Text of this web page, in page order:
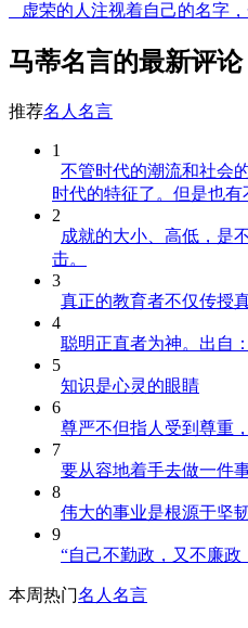
虚荣的人注视着自己的名字
马蒂名言的最新评论
推荐名人名言
1
不管时代的潮流和社会
时代的特征了。但是也
2
成就的大小、高低，是
击。
3
真正的教育者不仅传授
4
聪明正直者为神。出自
5
知识是心灵的眼睛
6
尊严不但指人受到尊重
7
要从容地着手去做一件
8
伟大的事业是根源于坚
9
“自己不勤政，又不廉
本周热门名人名言